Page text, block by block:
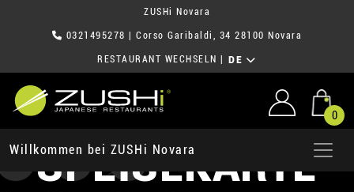
ZUSHi Novara
0321495278 | Corso Garibaldi, 34 28100 Novara
RESTAURANT WECHSELN DE
0
Willkommen bei ZUSHi Novara
SPEISEKARTE